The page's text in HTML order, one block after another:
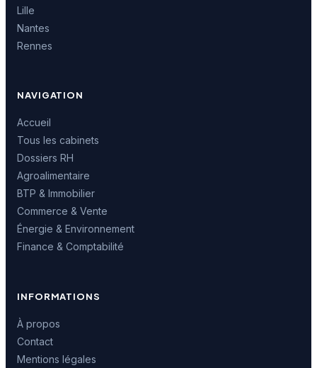
Lille
Nantes
Rennes
NAVIGATION
Accueil
Tous les cabinets
Dossiers RH
Agroalimentaire
BTP & Immobilier
Commerce & Vente
Énergie & Environnement
Finance & Comptabilité
INFORMATIONS
À propos
Contact
Mentions légales